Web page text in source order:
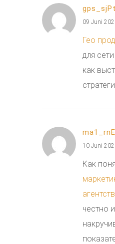
gps_sjPt
09 Juni
Гео
для
как
10 Juni
Как
честно